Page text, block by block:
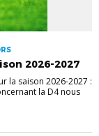
2026-2027
la saison 2026-2027 :
la D4 nous